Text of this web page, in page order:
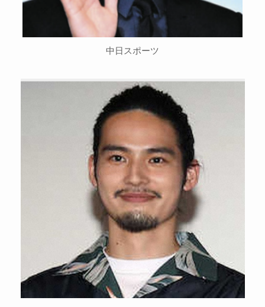
中日スポーツ